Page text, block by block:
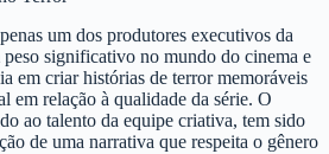
um dos produtores executivos da
peso significativo no mundo do cinema e
em criar histórias de terror memoráveis
em relação à qualidade da série. O
ao talento da equipe criativa, tem sido
de uma narrativa que respeita o gênero